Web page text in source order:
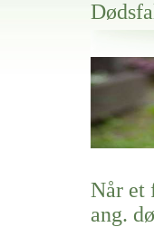
Her hos os
vi hjælper i
Når et
ang.